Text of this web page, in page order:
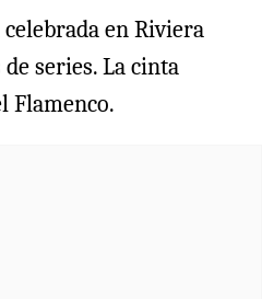
en Riviera
series. La cinta
Flamenco.